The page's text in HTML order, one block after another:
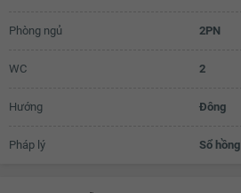
Phòng ngủ 2PN
WC 2
Hướng Đông
Pháp lý Sổ hồng